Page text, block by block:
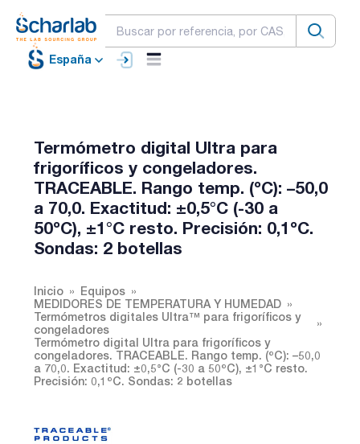
España
Termómetro digital Ultra para
frigoríficos y congeladores.
TRACEABLE. Rango temp. (ºC): –50,0
a 70,0. Exactitud: ±0,5°C (-30 a
50ºC), ±1°C resto. Precisión: 0,1ºC.
Sondas: 2 botellas
Inicio
Equipos
MEDIDORES DE TEMPERATURA Y HUMEDAD
Termómetros digitales Ultra™ para frigoríficos y
congeladores
Termómetro digital Ultra para frigoríficos y
congeladores. TRACEABLE. Rango temp. (ºC): –50,0
a 70,0. Exactitud: ±0,5°C (-30 a 50ºC), ±1°C resto.
Precisión: 0,1ºC. Sondas: 2 botellas